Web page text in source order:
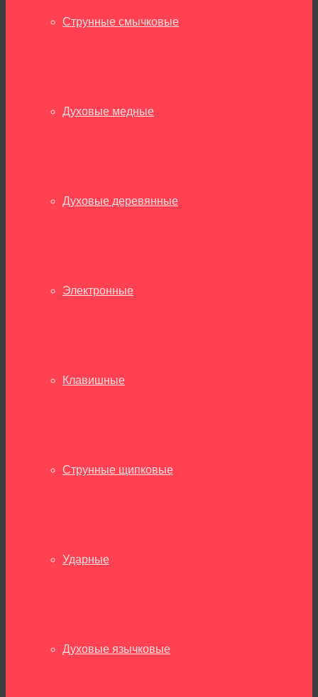
Струнные смычковые
Духовые медные
Духовые деревянные
Электронные
Клавишные
Струнные щипковые
Ударные
Духовые язычковые